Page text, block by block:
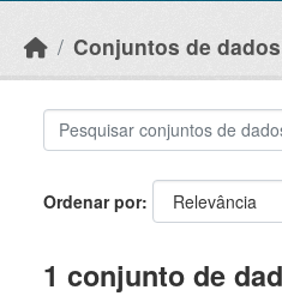
Conjuntos de dados
Ordenar por
1 conjunto de